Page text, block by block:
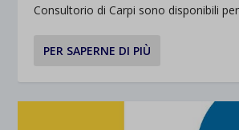
Consultorio di Carpi sono disponibili
PER SAPERNE DI PIÙ